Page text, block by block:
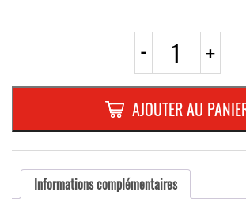
- quantité
PLAQUE
FANTAISIE
BLANC
RF
520
x
110
mm
+
AJOUTER AU
Informations complémentaires